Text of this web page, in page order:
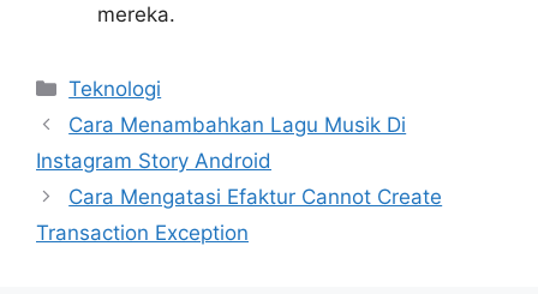
mereka.
Kategori
Teknologi
Cara Menambahkan Lagu Musik Di
Instagram Story Android
Cara Mengatasi Efaktur Cannot Create
Transaction Exception